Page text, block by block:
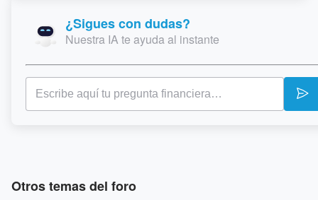
¿Sigues con dudas?
Nuestra IA te ayuda al instante
Otros temas del foro